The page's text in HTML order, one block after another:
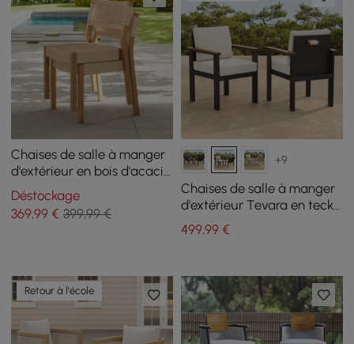
Chaises de salle à manger
d'extérieur en bois d'acacia
et tissées à la corde, 2
pièces
Déstockage
369,99 € 399,99 €
+9
Chaises de salle à manger
d'extérieur Tevara en teck
et aluminium, blanc, lot de
2
499,99€
Retour à l'école